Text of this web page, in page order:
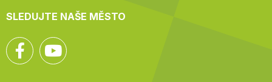
SLEDUJTE NAŠE MĚSTO
Facebook